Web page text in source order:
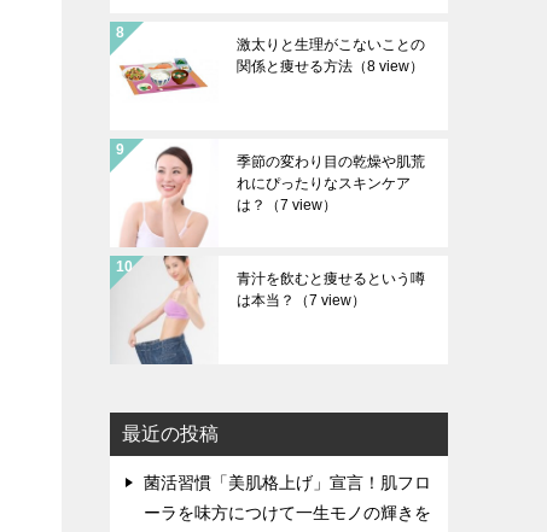
激太りと生理がこないことの
関係と痩せる方法 （8 view）
季節の変わり目の乾燥や肌荒
れにぴったりなスキンケア
は？
（7 view）
青汁を飲むと痩せるという噂
は本当？
（7 view）
最近の投稿
菌活習慣「美肌格上げ」宣言！肌フロ
ーラを味方につけて一生モノの輝きを